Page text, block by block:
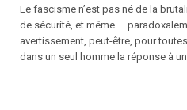
Le fascisme n’est pas né de la
de sécurité, et même —
avertissement, peut-être, pour
dans un seul homme la réponse à